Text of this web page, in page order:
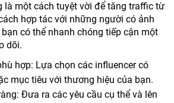
là một cách tuyệt vời để tăng traffic từ
hợp tác với những người có ảnh
có thể nhanh chóng tiếp cận một
dõi.
hợp: Lựa chọn các influencer có
mục tiêu với thương hiệu của bạn.
Đưa ra các yêu cầu cụ thể và lên